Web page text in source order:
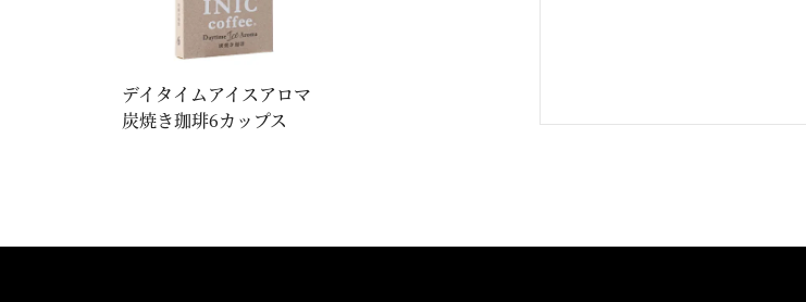
デイタイムアイスアロマ
炭焼き珈琲6カップス